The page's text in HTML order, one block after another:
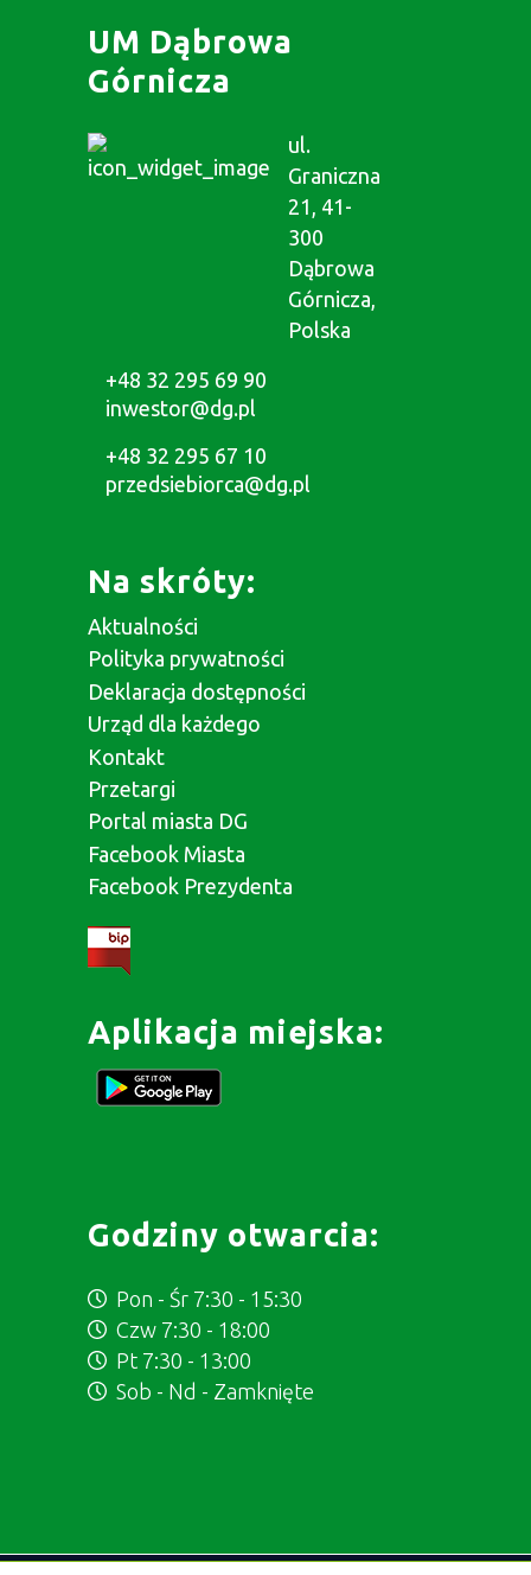
UM Dąbrowa
Górnicza
ul.
Graniczna
21, 41-
300
Dąbrowa
Górnicza,
Polska
+48 32 295 69 90
inwestor@dg.pl
+48 32 295 67 10
przedsiebiorca@dg.pl
Na skróty:
Aktualności
Polityka prywatności
Deklaracja dostępności
Urząd dla każdego
Kontakt
Przetargi
Portal miasta DG
Facebook Miasta
Facebook Prezydenta
Aplikacja miejska:
Godziny otwarcia:
Pon - Śr 7:30 - 15:30
Czw 7:30 - 18:00
Pt 7:30 - 13:00
Sob - Nd - Zamknięte